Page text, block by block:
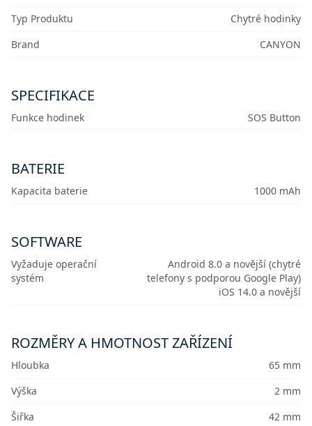
Typ Produktu
Chytré hodinky
Brand
CANYON
SPECIFIKACE
Funkce hodinek SOS Button
BATERIE
Kapacita baterie 1000 mAh
SOFTWARE
Vyžaduje operační
systém
Android 8.0 a novější (chytré
telefony s podporou Google Play)
iOS 14.0 a novější
ROZMĚRY A HMOTNOST ZAŘÍZENÍ
Hloubka
65 mm
Výška
2 mm
Šiřka
42 mm